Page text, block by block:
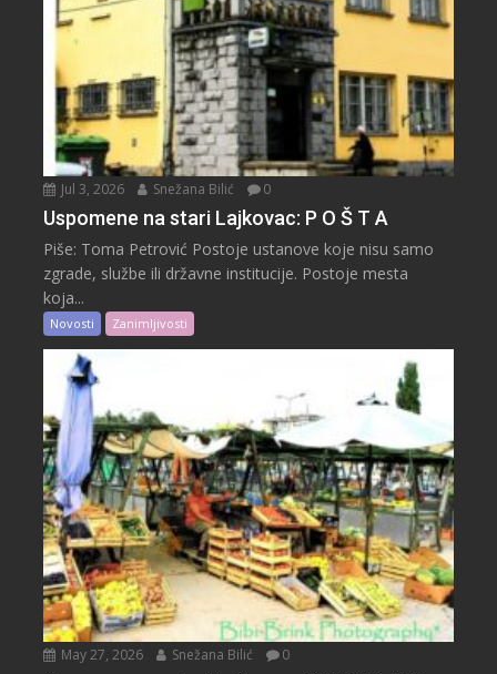
Jul 3, 2026 Snežana Bilić 0
Uspomene na stari Lajkovac: P O Š T A
Piše: Toma Petrović Postoje ustanove koje nisu samo
zgrade, službe ili državne institucije. Postoje mesta
koja...
Novosti Zanimljivosti
May 27, 2026 Snežana Bilić 0